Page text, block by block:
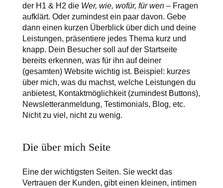
der H1 & H2 die Wer, wie, wofür, für wen – Fragen
aufklärt. Oder zumindest ein paar davon. Gebe
dann einen kurzen Überblick über dich und deine
Leistungen, präsentiere jedes Thema kurz und
knapp. Dein Besucher soll auf der Startseite
bereits erkennen, was für ihn auf deiner
(gesamten) Website wichtig ist. Beispiel: kurzes
über mich, was du machst, welche Leistungen du
anbietest, Kontaktmöglichkeit (zumindest Buttons),
Newsletteranmeldung, Testimonials, Blog, etc.
Nicht zu viel, nicht zu wenig.
Die über mich Seite
Eine der wichtigsten Seiten. Sie weckt das
Vertrauen der Kunden, gibt einen kleinen, intimen